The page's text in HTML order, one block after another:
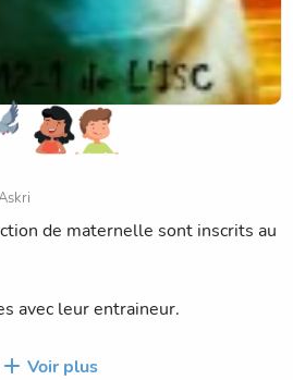
de maternelle sont inscrits au
avec leur entraineur.
des combats.
Voir plus